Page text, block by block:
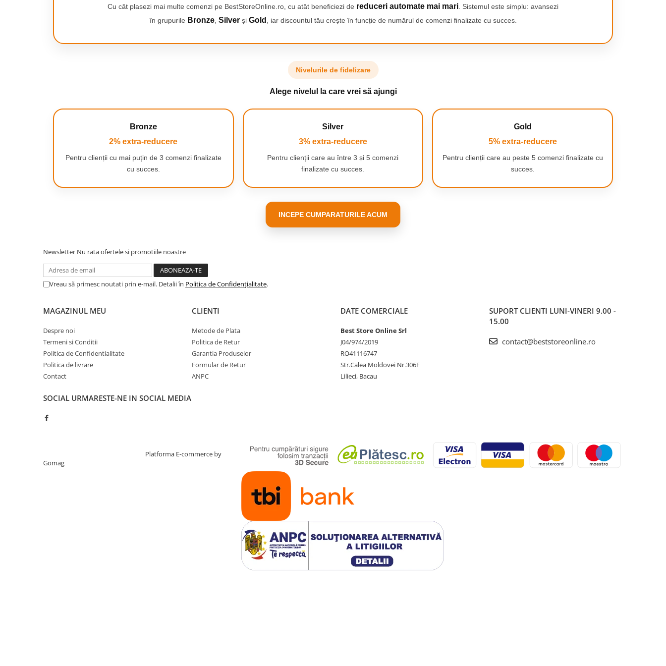
Antifurt bicicleta
Centuri de Slabit
Componente si Piese Biciclete
Huse protectie biciclete
Accesorii foto & video
Boxe Portabile
Dispozitive Spionaj
Videoproiectoare
Cu cât plasezi mai multe comenzi pe BestStoreOnline.ro, cu atât beneficiezi de reduceri automate mai mari . Sistemul este simplu: avansezi
în grupurile Bronze, Silverși Gold , iar discountul tău crește în funcție de numărul de comenzi finalizate cu succes.
Nivelurile de fidelizare
Alege nivelul la care vrei să ajungi
Bronze
2% extra-reducere
Pentru clienții cu mai puțin de 3 comenzi finalizate
cu succes.
Silver
3% extra-reducere
Pentru clienții care au între 3 și 5 comenzi
finalizate cu succes.
Gold
5% extra-reducere
Pentru clienții care au peste 5 comenzi finalizate cu
succes.
INCEPE CUMPARATURILE ACUM
Newsletter Nu rata ofertele si promotiile noastre
Vreau să primesc noutati prin e-mail. Detalii în Politica de Confidențialitate.
MAGAZINUL MEU
Despre noi
Termeni si Conditii
Politica de Confidentialitate
Politica de livrare
Contact
CLIENTI
Metode de Plata
Politica de Retur
Garantia Produselor
Formular de Retur
ANPC
DATE COMERCIALE
Best Store Online Srl
J04/974/2019
RO41116747
Str.Calea Moldovei Nr.306F
Lilieci, Bacau
SUPORT CLIENTI LUNI-VINERI 9.00 -
15.00
contact@beststoreonline.ro
SOCIAL URMARESTE-NE IN SOCIAL MEDIA
Platforma E-commerce by
Gomag